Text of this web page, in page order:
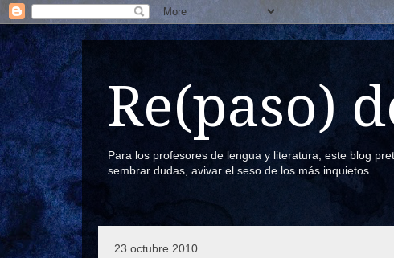
Re(paso)
Para los profesores de lengua y literatura, este blog
sembrar dudas, avivar el seso de los más inquietos.
23 octubre 2010